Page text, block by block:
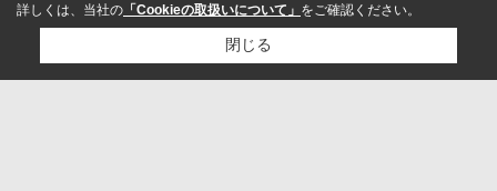
詳しくは、当社の 「Cookieの取扱いについて」 をご確認ください。
閉じる